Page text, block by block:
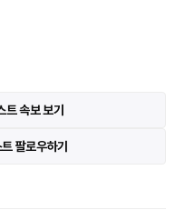
속보 보기
팔로우하기